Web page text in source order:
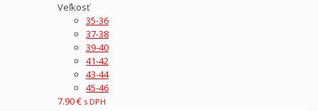
Veľkosť
35-36
37-38
39-40
41-42
43-44
45-46
7.90€ s DPH